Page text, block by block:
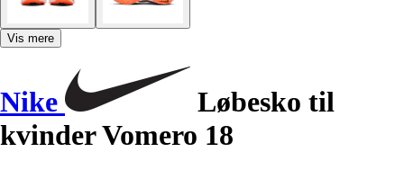
Vis mere
Nike
Løbesko til
kvinder Vomero 18